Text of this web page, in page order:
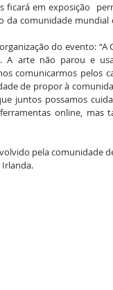
ficará em exposição
da comunidade mundial
do evento:
A arte não parou e
comunicarmos pelos
de propor à
juntos possamos
online,
Irlanda.